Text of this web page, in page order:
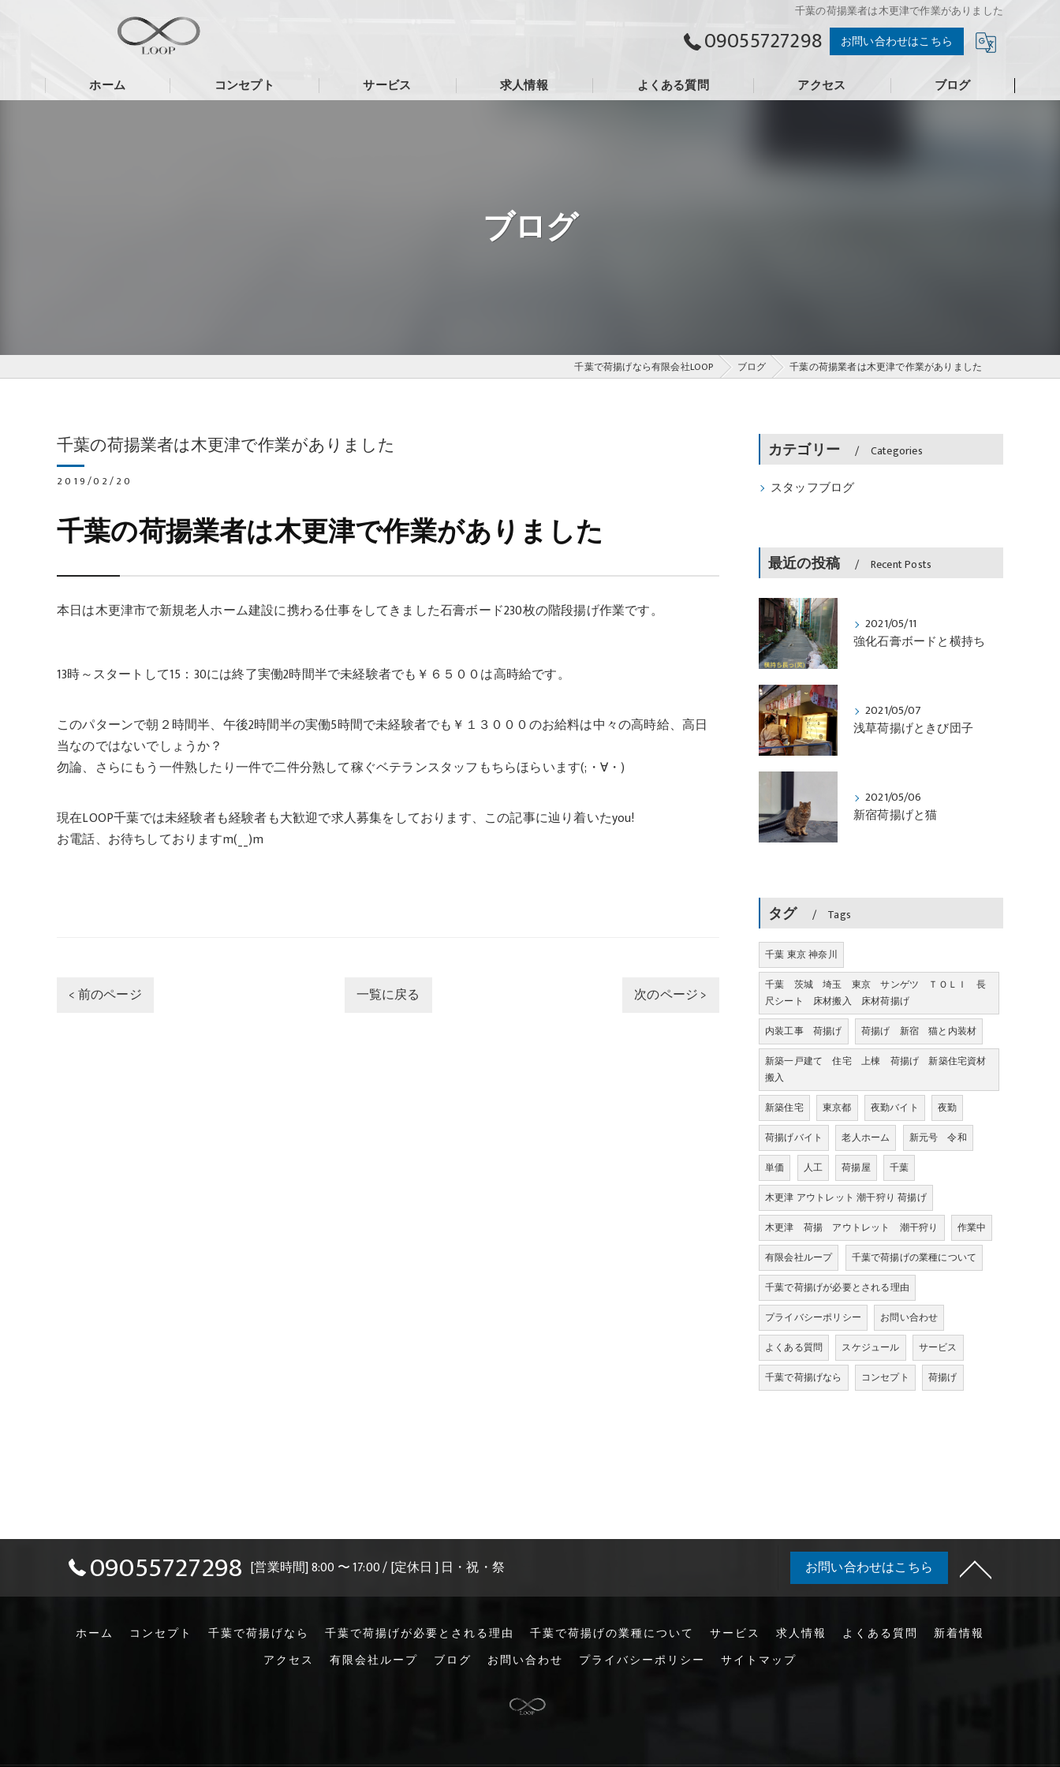
千葉の荷揚業者は木更津で作業がありました
09055727298 お問い合わせはこちら
ホーム コンセプト サービス 求人情報 よくある質問 アクセス ブログ
ブログ
千葉で荷揚げなら有限会社LOOP ブログ 千葉の荷揚業者は木更津で作業がありました
千葉の荷揚業者は木更津で作業がありました
2019/02/20
千葉の荷揚業者は木更津で作業がありました
本日は木更津市で新規老人ホーム建設に携わる仕事をしてきました石膏ボード230枚の階段揚げ作業です。
13時～スタートして15：30には終了実働2時間半で未経験者でも￥６５００は高時給です。
このパターンで朝２時間半、午後2時間半の実働5時間で未経験者でも￥１３０００のお給料は中々の高時給、高日
当なのではないでしょうか？
勿論、さらにもう一件熟したり一件で二件分熟して稼ぐベテランスタッフもちらほらいます(;・∀・)
現在LOOP千葉では未経験者も経験者も大歓迎で求人募集をしております、この記事に辿り着いたyou!
お電話、お待ちしておりますm(__)m
< 前のページ 一覧に戻る 次のページ >
カテゴリー Categories
スタッフブログ
最近の投稿 Recent Posts
2021/05/11
強化石膏ボードと横持ち
2021/05/07
浅草荷揚げときび団子
2021/05/06
新宿荷揚げと猫
タグ Tags
千葉 東京 神奈川
千葉 茨城 埼玉 東京 サンゲツ ＴＯＬＩ 長
尺シート 床材搬入 床材荷揚げ
内装工事 荷揚げ
荷揚げ 新宿 猫と内装材
新築一戸建て 住宅 上棟 荷揚げ 新築住宅資材
搬入
新築住宅
東京都 夜勤バイト
夜勤
荷揚げバイト
老人ホーム
新元号 令和
単価
人工 荷揚屋
千葉
木更津 アウトレット 潮干狩り 荷揚げ
木更津 荷揚 アウトレット 潮干狩り
作業中
有限会社ループ
千葉で荷揚げの業種について
千葉で荷揚げが必要とされる理由
プライバシーポリシー
お問い合わせ
よくある質問
スケジュール
サービス
千葉で荷揚げなら
コンセプト 荷揚げ
09055727298 [営業時間] 8:00 〜 17:00 / [定休日 ] 日・祝・祭 お問い合わせはこちら
ホーム コンセプト 千葉で荷揚げなら 千葉で荷揚げが必要とされる理由 千葉で荷揚げの業種について サービス 求人情報 よくある質問
新着情報
アクセス
有限会社ループ ブログ お問い合わせ プライバシーポリシー サイトマップ